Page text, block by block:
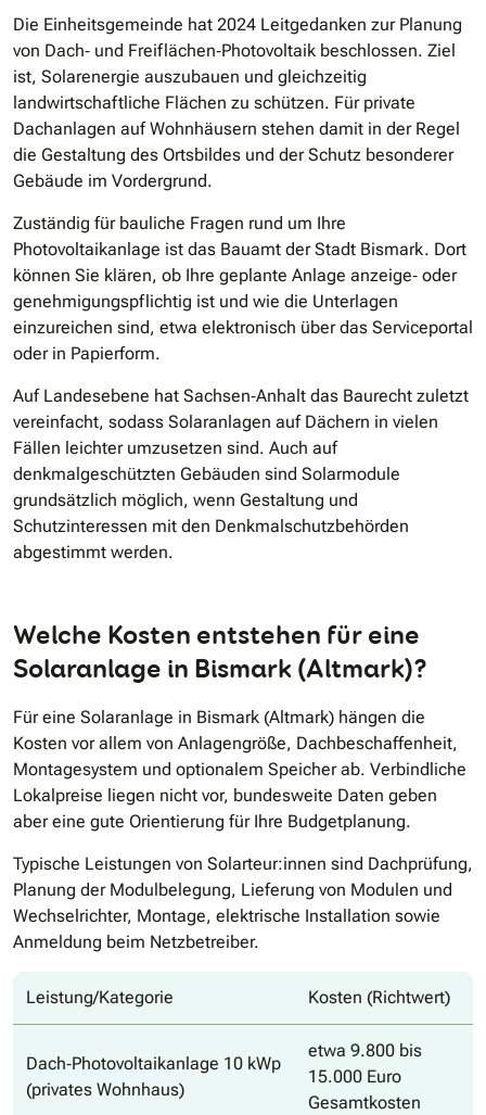
Die Einheitsgemeinde hat 2024 Leitgedanken zur Planung
von Dach‑ und Freiflächen‑Photovoltaik beschlossen. Ziel
ist, Solarenergie auszubauen und gleichzeitig
landwirtschaftliche Flächen zu schützen. Für private
Dachanlagen auf Wohnhäusern stehen damit in der Regel
die Gestaltung des Ortsbildes und der Schutz besonderer
Gebäude im Vordergrund.
Zuständig für bauliche Fragen rund um Ihre
Photovoltaikanlage ist das Bauamt der Stadt Bismark. Dort
können Sie klären, ob Ihre geplante Anlage anzeige‑ oder
genehmigungspflichtig ist und wie die Unterlagen
einzureichen sind, etwa elektronisch über das Serviceportal
oder in Papierform.
Auf Landesebene hat Sachsen‑Anhalt das Baurecht zuletzt
vereinfacht, sodass Solaranlagen auf Dächern in vielen
Fällen leichter umzusetzen sind. Auch auf
denkmalgeschützten Gebäuden sind Solarmodule
grundsätzlich möglich, wenn Gestaltung und
Schutzinteressen mit den Denkmalschutzbehörden
abgestimmt werden.
Welche Kosten entstehen für eine
Solaranlage in Bismark (Altmark)?
Für eine Solaranlage in Bismark (Altmark) hängen die
Kosten vor allem von Anlagengröße, Dachbeschaffenheit,
Montagesystem und optionalem Speicher ab. Verbindliche
Lokalpreise liegen nicht vor, bundesweite Daten geben
aber eine gute Orientierung für Ihre Budgetplanung.
Typische Leistungen von Solarteur:innen sind Dachprüfung,
Planung der Modulbelegung, Lieferung von Modulen und
Wechselrichter, Montage, elektrische Installation sowie
Anmeldung beim Netzbetreiber.
Leistung/Kategorie Kosten (Richtwert)
Dach‑Photovoltaikanlage 10 kWp
(privates Wohnhaus)
etwa 9.800 bis
15.000 Euro
Gesamtkosten